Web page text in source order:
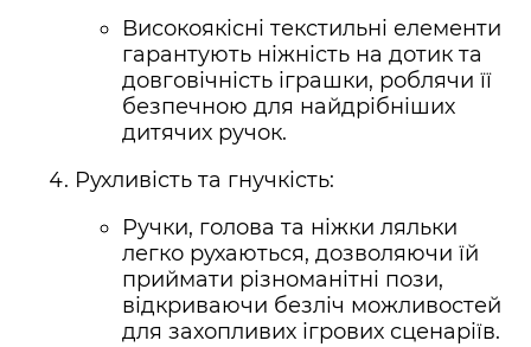
Високоякісні текстильні елементи
гарантують ніжність на дотик та
довговічність іграшки, роблячи її
безпечною для найдрібніших
дитячих ручок.
Рухливість та гнучкість:
Ручки, голова та ніжки ляльки
легко рухаються, дозволяючи їй
приймати різноманітні пози,
відкриваючи безліч можливостей
для захопливих ігрових сценаріїв.